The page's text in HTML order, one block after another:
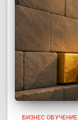
БИЗНЕС ОБУЧЕНИЕ